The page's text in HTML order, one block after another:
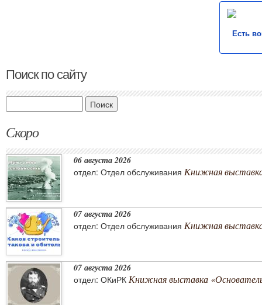
Есть
Поиск по сайту
Скоро
06 августа 2026
отдел: Отдел обслуживания Книжная
07 августа 2026
отдел: Отдел обслуживания Книжная
07 августа 2026
отдел: ОКиРК Книжная выставка «Основатель